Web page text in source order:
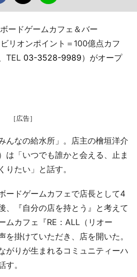
ードゲームカフェ＆バー
リオンポイント＝100億点カフ
TEL 03-3528-9989）がオープ
［広告］
んなの給水所」。店主の檜垣洋介
は「いつでも誰かと会える、止ま
りたい」と話す。
ードゲームカフェで店長として4
、『自分の店を持とう』と考えて
ムカフェ『RE：ALL（リオー
を掛けていただき、店を開いた。
がりが生まれるコミュニティーハ
。